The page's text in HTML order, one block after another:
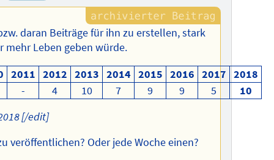
daran Beiträge für ihn zu erstellen, stark
mehr Leben geben würde.
2011 2012 2013 2014 2015 2016 2017 2018
-
4 10 7 9 9 5
10
[/edit]
veröffentlichen? Oder jede Woche einen?